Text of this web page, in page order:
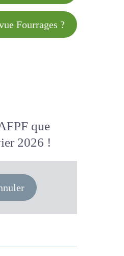
Fourrages ?
que
janvier 2026